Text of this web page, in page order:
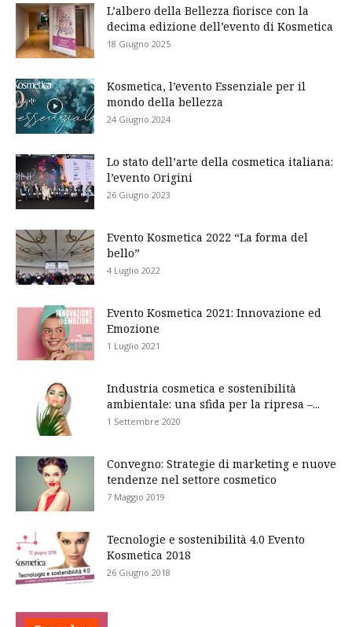
L’albero della Bellezza fiorisce con la
decima edizione dell’evento di Kosmetica
18 Giugno 2025
Kosmetica, l’evento Essenziale per il
mondo della bellezza
24 Giugno 2024
Lo stato dell’arte della cosmetica italiana:
l’evento Origini
26 Giugno 2023
Evento Kosmetica 2022 “La forma del
bello”
4 Luglio 2022
Evento Kosmetica 2021: Innovazione ed
Emozione
1 Luglio 2021
Industria cosmetica e sostenibilità
ambientale: una sfida per la ripresa –...
1 Settembre 2020
Convegno: Strategie di marketing e nuove
tendenze nel settore cosmetico
7 Maggio 2019
Tecnologie e sostenibilità 4.0 Evento
Kosmetica 2018
26 Giugno 2018